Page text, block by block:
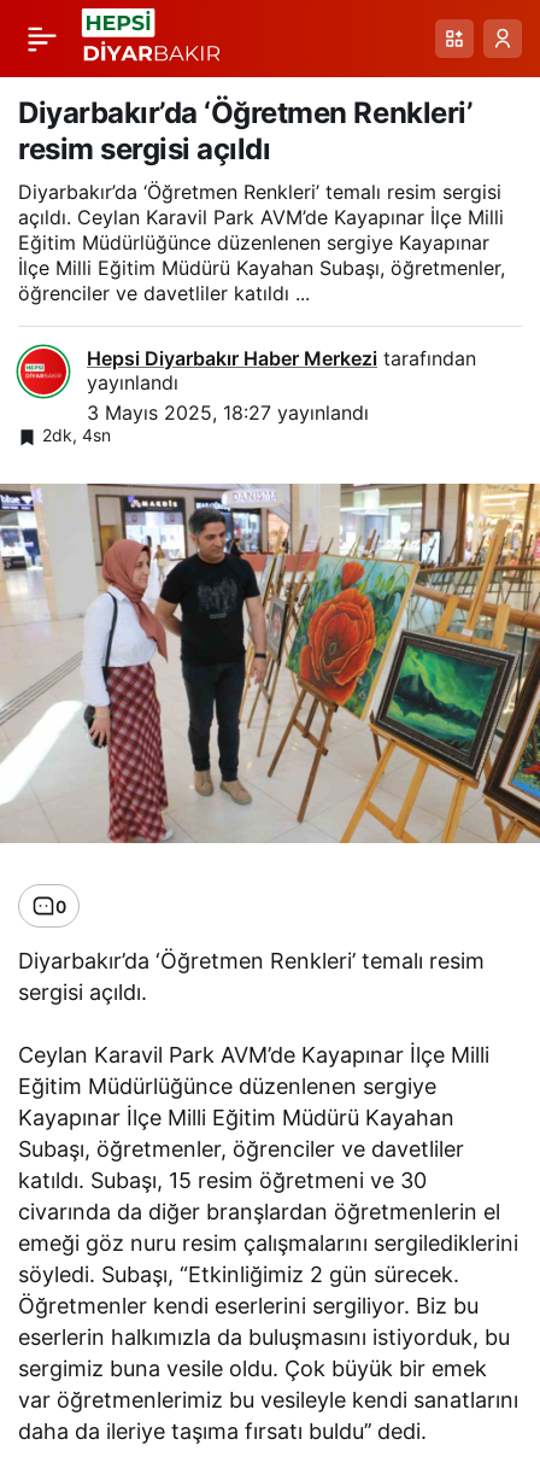
Diyarbakır’da ‘Öğretmen Renkleri’
resim sergisi açıldı
Diyarbakır’da ‘Öğretmen Renkleri’ temalı resim sergisi
açıldı. Ceylan Karavil Park AVM’de Kayapınar İlçe Milli
Eğitim Müdürlüğünce düzenlenen sergiye Kayapınar
İlçe Milli Eğitim Müdürü Kayahan Subaşı, öğretmenler,
öğrenciler ve davetliler katıldı ...
Hepsi Diyarbakır Haber Merkezi tarafından
yayınlandı
3 Mayıs 2025, 18:27 yayınlandı
2dk, 4sn
0
Diyarbakır’da ‘Öğretmen Renkleri’ temalı resim
sergisi açıldı.
Ceylan Karavil Park AVM’de Kayapınar İlçe Milli
Eğitim Müdürlüğünce düzenlenen sergiye
Kayapınar İlçe Milli Eğitim Müdürü Kayahan
Subaşı, öğretmenler, öğrenciler ve davetliler
katıldı. Subaşı, 15 resim öğretmeni ve 30
civarında da diğer branşlardan öğretmenlerin el
emeği göz nuru resim çalışmalarını sergilediklerini
söyledi. Subaşı, “Etkinliğimiz 2 gün sürecek.
Öğretmenler kendi eserlerini sergiliyor. Biz bu
eserlerin halkımızla da buluşmasını istiyorduk, bu
sergimiz buna vesile oldu. Çok büyük bir emek
var öğretmenlerimiz bu vesileyle kendi sanatlarını
daha da ileriye taşıma fırsatı buldu’’ dedi.
Diyarbakır’da “Trafik
Haftası” kutlamaları
Paylaş